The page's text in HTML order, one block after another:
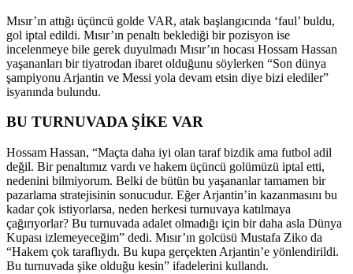
Mısır’ın attığı üçüncü golde VAR, atak başlangıcında ‘faul’ buldu,
gol iptal edildi. Mısır’ın penaltı beklediği bir pozisyon ise
incelenmeye bile gerek duyulmadı Mısır’ın hocası Hossam Hassan
yaşananları bir tiyatrodan ibaret olduğunu söylerken “Son dünya
şampiyonu Arjantin ve Messi yola devam etsin diye bizi elediler”
isyanında bulundu.
BU TURNUVADA ŞİKE VAR
Hossam Hassan, “Maçta daha iyi olan taraf bizdik ama futbol adil
değil. Bir penaltımız vardı ve hakem üçüncü golümüzü iptal etti,
nedenini bilmiyorum. Belki de bütün bu yaşananlar tamamen bir
pazarlama stratejisinin sonucudur. Eğer Arjantin’in kazanmasını bu
kadar çok istiyorlarsa, neden herkesi turnuvaya katılmaya
çağırıyorlar? Bu turnuvada adalet olmadığı için bir daha asla Dünya
Kupası izlemeyeceğim” dedi. Mısır’ın golcüsü Mustafa Ziko da
“Hakem çok taraflıydı. Bu kupa gerçekten Arjantin’e yönlendirildi.
Bu turnuvada şike olduğu kesin” ifadelerini kullandı.